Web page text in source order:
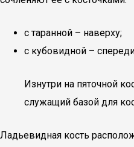
с таранной – наверху;
с кубовидной –
Изнутри на пяточной
служащий базой для
Ладьевидная кость